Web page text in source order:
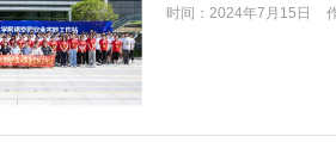
时间：2024年7月15日